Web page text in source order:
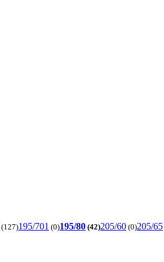
(127)195/701 (0)195/80 (42)205/60 (0)205/65